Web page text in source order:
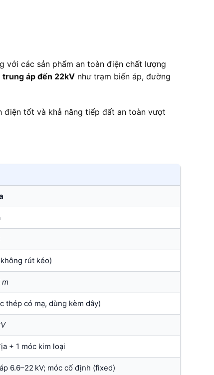
với các sản phẩm an toàn điện chất lượng
trung áp đến 22kV như trạm biến áp, đường
điện tốt và khả năng tiếp đất an toàn vượt
rút kéo)
m
thép có mạ, dùng kèm dây)
+ 1 móc kim loại
6.6–22 kV; móc cố định (fixed)